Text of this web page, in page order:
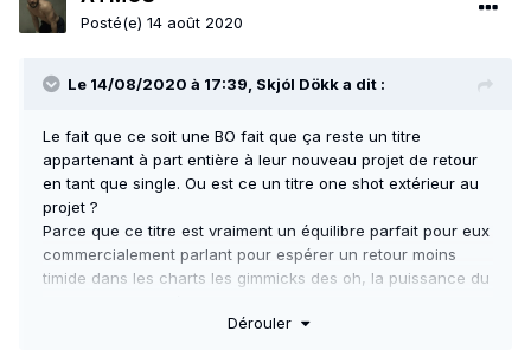
Posté(e) 14 août 2020
Le 14/08/2020 à 17:39, Skjól Dökka dit :
Le fait que ce soit une BO fait que ça reste un titre
appartenant à part entière à leur nouveau projet de retour
en tant que single. Ou est ce un titre one shot extérieur au
projet ?
Parce que ce titre est vraiment un équilibre parfait pour eux
commercialement parlant pour espérer un retour moins
timide dans les charts les gimmicks des oh, la puissance du
plaire au plus grand nombre j'ai l'impression, enfin de mon
Dérouler